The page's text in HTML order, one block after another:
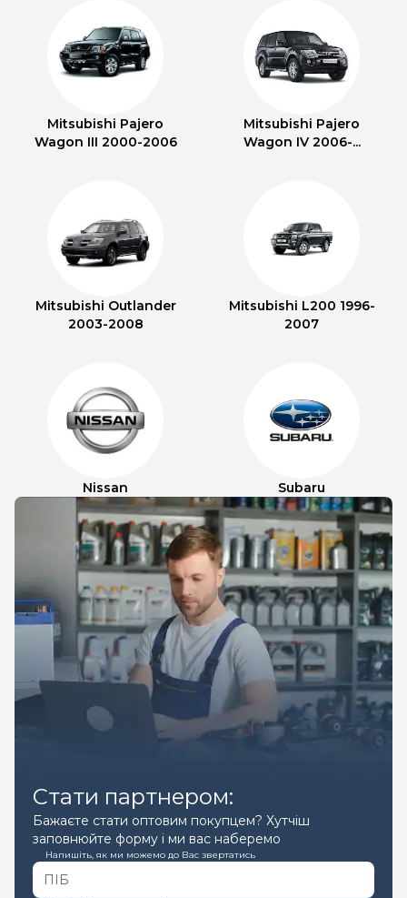
Mitsubishi Pajero
Wagon III 2000-2006
Mitsubishi Pajero
Wagon IV 2006-...
Mitsubishi Outlander
2003-2008
Mitsubishi L200 1996-
2007
Nissan Subaru
Стати партнером:
Бажаєте стати оптовим покупцем? Хутчіш
заповнюйте форму і ми вас наберемо
Напишіть, як ми можемо до Вас звертатись